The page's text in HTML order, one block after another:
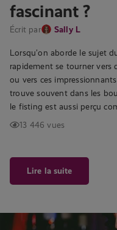
fascinant ?
Écrit par Sally L
Lorsqu’on aborde le sujet
rapidement se tourner vers
ou vers ces
trouve souvent dans les
le fisting est aussi perçu
13 446 vues
Lire la suite